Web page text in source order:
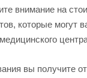
внимание на
которые могут
вы получите